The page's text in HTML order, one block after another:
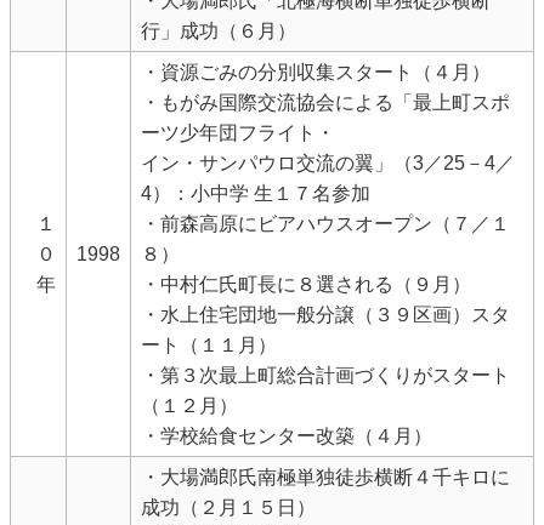
行」成功（６月）
１
０
年
1998
・資源ごみの分別収集スタート（４月）
・もがみ国際交流協会による「最上町スポ
ーツ少年団フライト・
イン・サンパウロ交流の翼」（3／25－4／
4）：小中学 生１７名参加
・前森高原にビアハウスオープン（７／１
８）
・中村仁氏町長に８選される（９月）
・水上住宅団地一般分譲（３９区画）スタ
ート（１１月）
・第３次最上町総合計画づくりがスタート
（１２月）
・学校給食センター改築（４月）
・大場満郎氏南極単独徒歩横断４千キロに
成功（２月１５日）